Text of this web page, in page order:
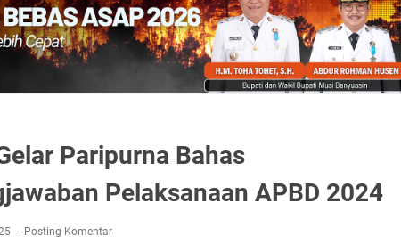
Paripurna Bahas
Pelaksanaan APBD 2024
Posting Komentar